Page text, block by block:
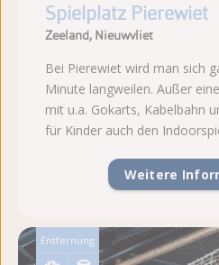
Entfernung
Spielplatz Pierewiet
Zeeland, Nieuwvliet
Bei Pierewiet wird man sich
Minute langweilen. Außer
mit u.a. Gokarts, Kabelbahn
für Kinder auch den
Weitere